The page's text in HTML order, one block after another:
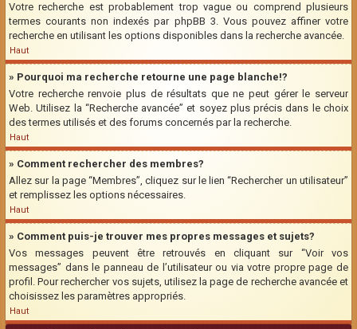
Votre recherche est probablement trop vague ou comprend plusieurs
termes courants non indexés par phpBB 3. Vous pouvez affiner votre
recherche en utilisant les options disponibles dans la recherche avancée.
Haut
» Pourquoi ma recherche retourne une page blanche!?
Votre recherche renvoie plus de résultats que ne peut gérer le serveur
Web. Utilisez la “Recherche avancée” et soyez plus précis dans le choix
des termes utilisés et des forums concernés par la recherche.
Haut
» Comment rechercher des membres?
Allez sur la page “Membres”, cliquez sur le lien “Rechercher un utilisateur”
et remplissez les options nécessaires.
Haut
» Comment puis-je trouver mes propres messages et sujets?
Vos messages peuvent être retrouvés en cliquant sur “Voir vos
messages” dans le panneau de l’utilisateur ou via votre propre page de
profil. Pour rechercher vos sujets, utilisez la page de recherche avancée et
choisissez les paramètres appropriés.
Haut